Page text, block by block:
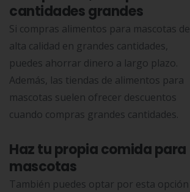
cantidades grandes
Si compras alimentos para mascotas de
alta calidad en grandes cantidades,
puedes ahorrar dinero a largo plazo.
Además, las tiendas de alimentos para
mascotas suelen ofrecer descuentos
cuando compras grandes cantidades.
Haz tu propia comida para
mascotas
También puedes optar por esta opción